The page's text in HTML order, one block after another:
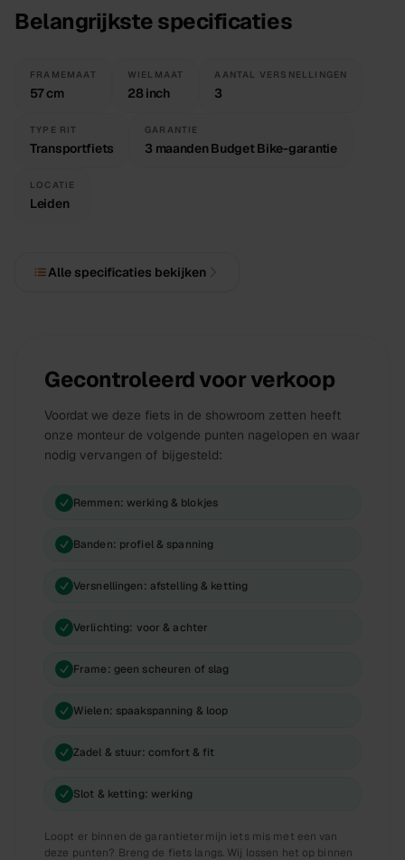
De Packd komt standaard met praktische voorzieningen
voor dagelijks gebruik: betrouwbare remmen,
kan. Geschikt voor het vervoer van fietskrat of rugzak.
Rijklaar geleverd
Leiden goed gecontroleerd en afgesteld. Je fietst direct
heel Nederland of afhalen in een van onze winkels.
Belangrijkste specificaties
FRAMEMAAT
57 cm
WIELMAAT
28 inch
AANTAL VERSNELLINGEN
3
TYPE RIT
Transportfiets
GARANTIE
3 maanden Budget Bike-garantie
LOCATIE
Leiden
Alle specificaties bekijken
Gecontroleerd voor verkoop
Voordat we deze fiets in de showroom zetten heeft
onze monteur de volgende punten nagelopen en waar
nodig vervangen of bijgesteld:
Remmen: werking & blokjes
Banden: profiel & spanning
Versnellingen: afstelling & ketting
Verlichting: voor & achter
Frame: geen scheuren of slag
Wielen: spaakspanning & loop
Zadel & stuur: comfort & fit
Slot & ketting: werking
Loopt er binnen de garantietermijn iets mis met een van
deze punten? Breng de fiets langs. Wij lossen het op binnen